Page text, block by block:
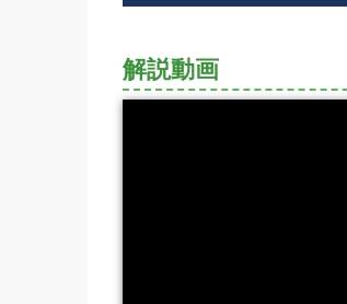
解説動画